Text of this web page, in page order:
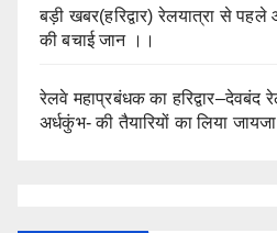
बड़ी खबर(हरिद्वार) रेलयात्रा से
की बचाई जान ।।
रेलवे महाप्रबंधक का हरिद्वार–देवबंद
अर्धकुंभ- की तैयारियों का लिया जायजा